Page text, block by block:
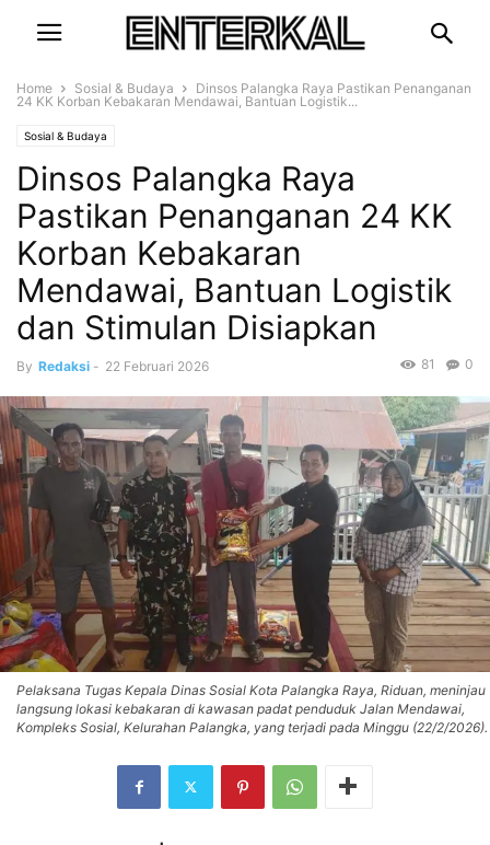
Home Sosial & Budaya
Dinsos Palangka Raya Pastikan Penanganan
24 KK Korban Kebakaran Mendawai, Bantuan Logistik...
Sosial & Budaya
Dinsos Palangka Raya
Pastikan Penanganan 24 KK
Korban Kebakaran
Mendawai, Bantuan Logistik
dan Stimulan Disiapkan
By Redaksi - 22 Februari 2026 0
81
Pelaksana Tugas Kepala Dinas Sosial Kota Palangka Raya, Riduan, meninjau
langsung lokasi kebakaran di kawasan padat penduduk Jalan Mendawai,
Kompleks Sosial, Kelurahan Palangka, yang terjadi pada Minggu (22/2/2026).